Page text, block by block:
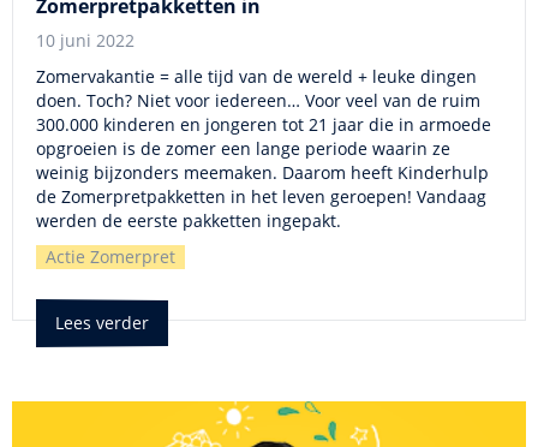
Zomerpretpakketten in
10 juni 2022
Zomervakantie = alle tijd van de wereld + leuke dingen
doen. Toch? Niet voor iedereen… Voor veel van de ruim
300.000 kinderen en jongeren tot 21 jaar die in armoede
opgroeien is de zomer een lange periode waarin ze
weinig bijzonders meemaken. Daarom heeft Kinderhulp
de Zomerpretpakketten in het leven geroepen! Vandaag
werden de eerste pakketten ingepakt.
Actie Zomerpret
Lees verder